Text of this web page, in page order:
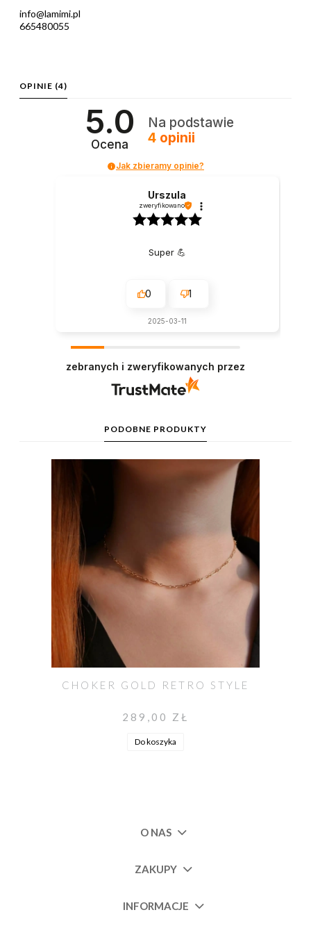
info@lamimi.pl
665480055
OPINIE (4)
5.0
Ocena
Na podstawie
4opinii
Jak zbieramy opinie?
Urszula
zweryfikowano
Super 💪
0 1
2025-03-11
zebranych i zweryfikowanych przez
PODOBNE PRODUKTY
CHOKER GOLD RETRO STYLE
289,00 ZŁ
Do koszyka
O NAS
ZAKUPY
INFORMACJE